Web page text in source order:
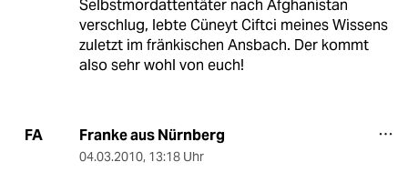
Selbstmordattentäter nach Afghanistan
verschlug, lebte Cüneyt Ciftci meines Wissens
zuletzt im fränkischen Ansbach. Der kommt
also sehr wohl von euch!
FA Franke aus Nürnberg
04.03.2010, 13:18 Uhr